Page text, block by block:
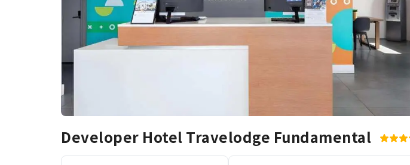
Developer Hotel Travelodge Fundamental